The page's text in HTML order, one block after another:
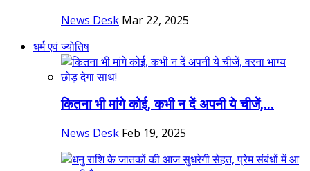
News Desk Mar 22, 2025
धर्म एवं ज्योतिष
कितना भी मांगे कोई, कभी न दें अपनी ये चीजें,...
News Desk Feb 19, 2025